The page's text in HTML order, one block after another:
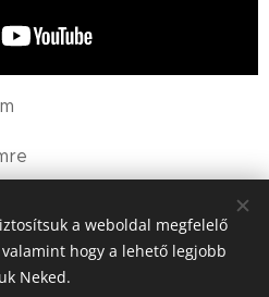
a weboldal megfelelő
hogy a lehető legjobb
Neked.